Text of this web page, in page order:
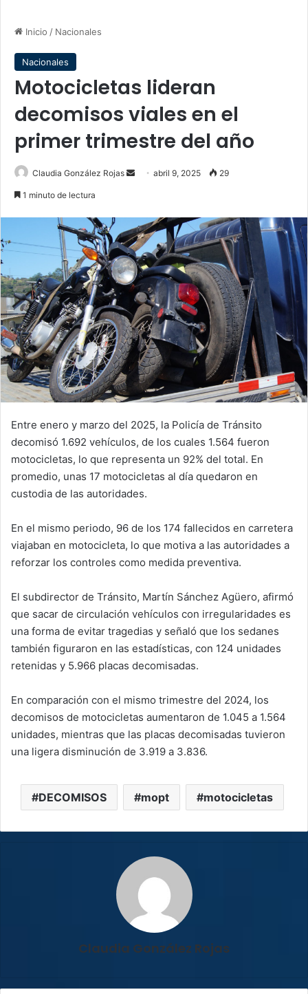
Inicio / Nacionales
Nacionales
Motocicletas lideran
decomisos viales en el
primer trimestre del año
Claudia González Rojas
Sendabril 9, 2025 29
1 minuto de lectura
Entre enero y marzo del 2025, la Policía de Tránsito
decomisó 1.692 vehículos, de los cuales 1.564 fueron
motocicletas, lo que representa un 92% del total. En
promedio, unas 17 motocicletas al día quedaron en
custodia de las autoridades.
En el mismo periodo, 96 de los 174 fallecidos en carretera
viajaban en motocicleta, lo que motiva a las autoridades a
reforzar los controles como medida preventiva.
El subdirector de Tránsito, Martín Sánchez Agüero, afirmó
que sacar de circulación vehículos con irregularidades es
una forma de evitar tragedias y señaló que los sedanes
también figuraron en las estadísticas, con 124 unidades
retenidas y 5.966 placas decomisadas.
En comparación con el mismo trimestre del 2024, los
decomisos de motocicletas aumentaron de 1.045 a 1.564
unidades, mientras que las placas decomisadas tuvieron
una ligera disminución de 3.919 a 3.836.
DECOMISOS mopt motocicletas
Claudia González Rojas